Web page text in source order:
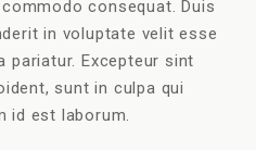
consequat. Duis
in voluptate velit esse
pariatur. Excepteur sint
sunt in culpa qui
id est laborum.